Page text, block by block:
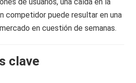
competidor puede resultar en una
en cuestión de semanas.
clave